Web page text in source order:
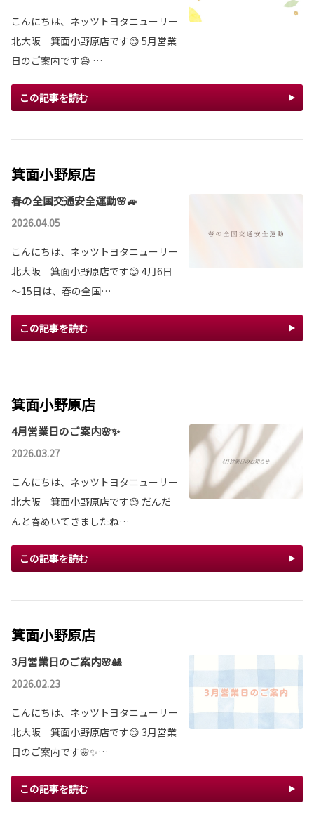
こんにちは、ネッツトヨタニューリー
北大阪 箕面小野原店です😊 5月営業
日のご案内です😄 …
この記事を読む
箕面小野原店
春の全国交通安全運動🌸🚙
2026.04.05
こんにちは、ネッツトヨタニューリー
北大阪 箕面小野原店です😊 4月6日
～15日は、春の全国…
この記事を読む
箕面小野原店
4月営業日のご案内🌸✨
2026.03.27
こんにちは、ネッツトヨタニューリー
北大阪 箕面小野原店です😊 だんだ
んと春めいてきましたね…
この記事を読む
箕面小野原店
3月営業日のご案内🌸🎎
2026.02.23
こんにちは、ネッツトヨタニューリー
北大阪 箕面小野原店です😊 3月営業
日のご案内です🌸✨…
この記事を読む